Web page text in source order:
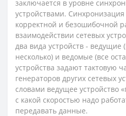
заключается в уровне
устройствами.
корректной и безошибочной
взаимодействии сетевых
два вида устройств - ведущие
несколько) и ведомые (все
устройства задают тактовую
генераторов других сетевых
словами ведущее устройство
с какой скоростью надо
передавать данные.